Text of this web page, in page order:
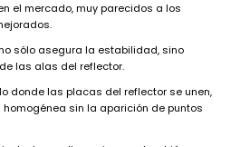
el mercado, muy parecidos a los
sólo asegura la estabilidad, sino
las alas del reflector.
donde las placas del reflector se unen,
sin la aparición de puntos